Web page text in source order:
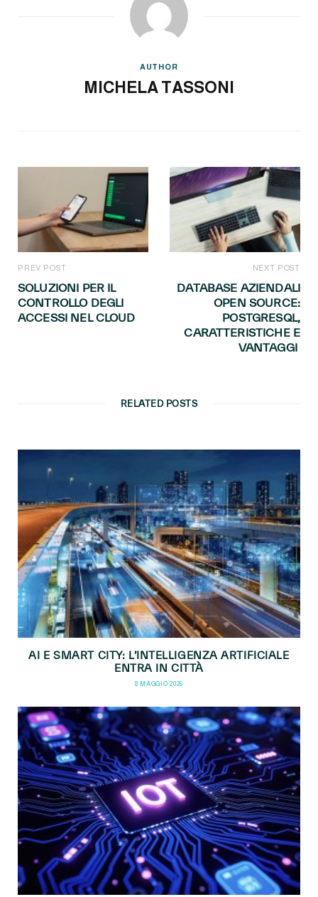
AUTHOR
MICHELA TASSONI
PREV POST
SOLUZIONI PER IL
CONTROLLO DEGLI
ACCESSI NEL CLOUD
NEXT POST
DATABASE AZIENDALI
OPEN SOURCE:
POSTGRESQL,
CARATTERISTICHE E
VANTAGGI
RELATED POSTS
AI E SMART CITY: L’INTELLIGENZA ARTIFICIALE
ENTRA IN CITTÀ
8 MAGGIO 2026